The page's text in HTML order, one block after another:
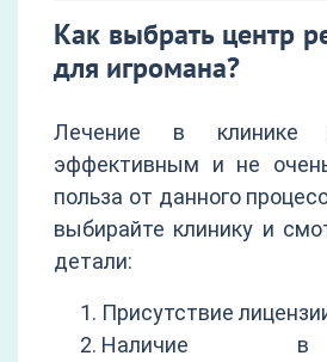
Как выбрать центр
для игромана?
Лечение в клинике
эффективным и не
польза от данного
выбирайте клинику и
детали:
Присутствие
Наличие